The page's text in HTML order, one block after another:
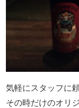
気軽にスタッフに
その時だけのオリ